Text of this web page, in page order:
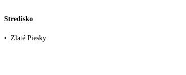
Stredisko
• Zlaté Piesky